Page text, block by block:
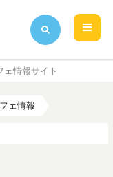
情報サイト
ェ情報